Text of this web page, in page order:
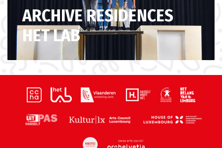
ARCHIVE RESIDENCES
HET LAB